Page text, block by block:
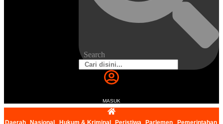
Search
MASUK